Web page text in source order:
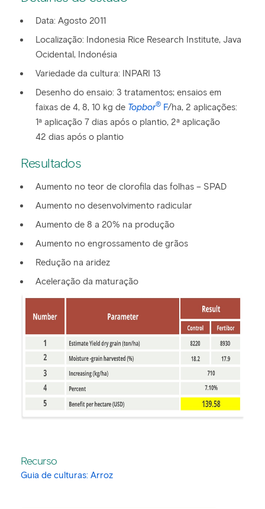
Data: Agosto 2011
Localização: Indonesia Rice Research Institute, Java
Ocidental, Indonésia
Variedade da cultura: INPARI 13
Desenho do ensaio: 3 tratamentos; ensaios em
faixas de 4, 8, 10 kg de Topbor® F/ha, 2 aplicações:
1ª aplicação 7 dias após o plantio, 2ª aplicação
42 dias após o plantio
Resultados
Aumento no teor de clorofila das folhas – SPAD
Aumento no desenvolvimento radicular
Aumento de 8 a 20% na produção
Aumento no engrossamento de grãos
Redução na aridez
Aceleração da maturação
Recurso
Guia de culturas: Arroz